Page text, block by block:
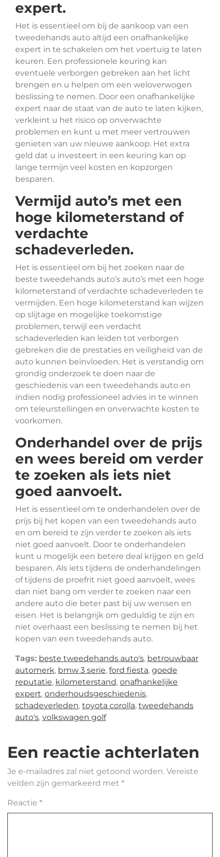
expert.
Het is essentieel om bij de aankoop van een
tweedehands auto altijd een onafhankelijke
expert in te schakelen om het voertuig te laten
keuren. Een professionele keuring kan
eventuele verborgen gebreken aan het licht
brengen en u helpen om een weloverwogen
beslissing te nemen. Door een onafhankelijke
expert naar de staat van de auto te laten kijken,
verkleint u het risico op onverwachte
problemen en kunt u met meer vertrouwen
genieten van uw nieuwe aankoop. Het extra
geld dat u investeert in een keuring kan op
lange termijn veel kosten en kopzorgen
besparen.
Vermijd auto’s met een
hoge kilometerstand of
verdachte
schadeverleden.
Het is essentieel om bij het zoeken naar de
beste tweedehands auto’s auto’s met een hoge
kilometerstand of verdachte schadeverleden te
vermijden. Een hoge kilometerstand kan wijzen
op slijtage en mogelijke toekomstige
problemen, terwijl een verdacht
schadeverleden kan leiden tot verborgen
gebreken die de prestaties en veiligheid van de
auto kunnen beïnvloeden. Het is verstandig om
grondig onderzoek te doen naar de
geschiedenis van een tweedehands auto en
indien nodig professioneel advies in te winnen
om teleurstellingen en onverwachte kosten te
voorkomen.
Onderhandel over de prijs
en wees bereid om verder
te zoeken als iets niet
goed aanvoelt.
Het is essentieel om te onderhandelen over de
prijs bij het kopen van een tweedehands auto
en om bereid te zijn verder te zoeken als iets
niet goed aanvoelt. Door te onderhandelen
kunt u mogelijk een betere deal krijgen en geld
besparen. Als iets tijdens de onderhandelingen
of tijdens de proefrit niet goed aanvoelt, wees
dan niet bang om verder te zoeken naar een
andere auto die beter past bij uw wensen en
eisen. Het is belangrijk om geduldig te zijn en
niet overhaast een beslissing te nemen bij het
kopen van een tweedehands auto.
Tags: beste tweedehands auto's, betrouwbaar
automerk, bmw 3 serie, ford fiesta, goede
reputatie, kilometerstand, onafhankelijke
expert, onderhoudsgeschiedenis,
schadeverleden, toyota corolla, tweedehands
auto's, volkswagen golf
Een reactie achterlaten
Je e-mailadres zal niet getoond worden. Vereiste
velden zijn gemarkeerd met *
Reactie *